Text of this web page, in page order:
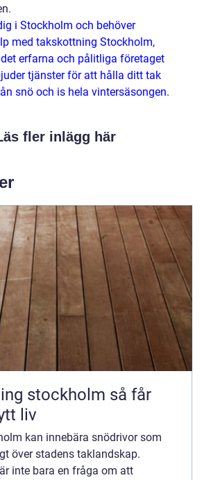
i Stockholm och behöver
med takskottning Stockholm,
erfarna och pålitliga företaget
tjänster för att hålla ditt tak
snö och is hela vintersäsongen.
fler inlägg här
stockholm så får
liv
kan innebära snödrivor som
över stadens taklandskap.
inte bara en fråga om att